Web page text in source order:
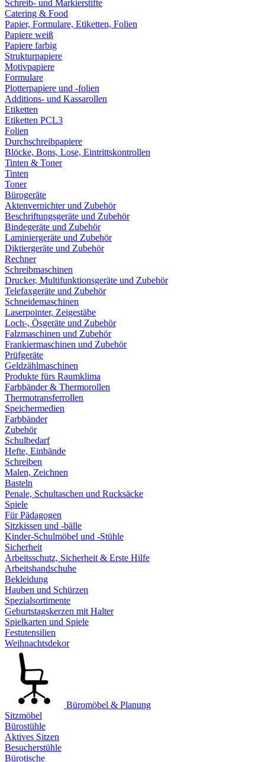
Schreib- und Markierstifte
Catering & Food
Papier, Formulare, Etiketten, Folien
Papiere weiß
Papiere farbig
Strukturpapiere
Motivpapiere
Formulare
Plotterpapiere und -folien
Additions- und Kassarollen
Etiketten
Etiketten PCL3
Folien
Durchschreibpapiere
Blöcke, Bons, Lose, Eintrittskontrollen
Tinten & Toner
Tinten
Toner
Bürogeräte
Aktenvernichter und Zubehör
Beschriftungsgeräte und Zubehör
Bindegeräte und Zubehör
Laminiergeräte und Zubehör
Diktiergeräte und Zubehör
Rechner
Schreibmaschinen
Drucker, Multifunktionsgeräte und Zubehör
Telefaxgeräte und Zubehör
Schneidemaschinen
Laserpointer, Zeigestäbe
Loch-, Ösgeräte und Zubehör
Falzmaschinen und Zubehör
Frankiermaschinen und Zubehör
Prüfgeräte
Geldzählmaschinen
Produkte fürs Raumklima
Farbbänder & Thermorollen
Thermotransferrollen
Speichermedien
Farbbänder
Zubehör
Schulbedarf
Hefte, Einbände
Schreiben
Malen, Zeichnen
Basteln
Penale, Schultaschen und Rucksäcke
Spiele
Für Pädagogen
Sitzkissen und -bälle
Kinder-Schulmöbel und -Stühle
Sicherheit
Arbeitsschutz, Sicherheit & Erste Hilfe
Arbeitshandschuhe
Bekleidung
Hauben und Schürzen
Spezialsortimente
Geburtstagskerzen mit Halter
Spielkarten und Spiele
Festutensilien
Weihnachtsdekor
Büromöbel & Planung
Sitzmöbel
Bürostühle
Aktives Sitzen
Besucherstühle
Bürotische